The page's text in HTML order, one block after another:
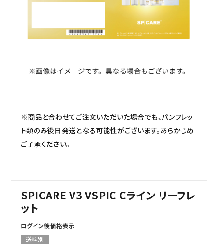
セミナー/契約関連
ブランド一覧
お問い合わせ
※商品と合わせてご注文いただいた場合でも、パンフレッ
ト類のみ後日発送となる可能性がございます。あらかじめ
ご了承ください。
SPICARE V3 VSPIC Cライン リーフレ
ット
ログイン後価格表示
送料別